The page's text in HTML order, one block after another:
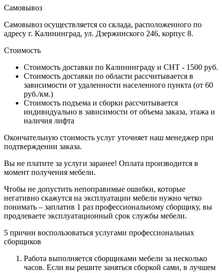
Самовывоз
Самовывоз осуществляется со склада, расположенного по
адресу г. Калининград, ул. Дзержинского 246, корпус 8.
Стоимость
Стоимость доставки по Калининграду и СНТ - 1500 руб.
Стоимость доставки по области рассчитывается в
зависимости от удаленности населенного пункта (от 60
руб./км.)
Стоимость подъема и сборки рассчитывается
индивидуально в зависимости от объема заказа, этажа и
наличия лифта
Окончательную стоимость услуг уточняет наш менеджер при
подтверждении заказа.
Вы не платите за услуги заранее! Оплата производится в
момент получения мебели.
Чтобы не допустить непоправимые ошибки, которые
негативно скажутся на эксплуатации мебели нужно четко
понимать – заплатив 1 раз профессиональному сборщику, вы
продлеваете эксплуатационный срок службы мебели.
5 причин воспользоваться услугами профессиональных
сборщиков
Работа выполняется сборщиками мебели за несколько
часов. Если вы решите заняться сборкой сами, в лучшем